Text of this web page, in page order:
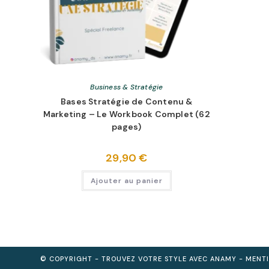
Business & Stratégie
Bases Stratégie de Contenu &
Marketing – Le Workbook Complet (62
pages)
29,90€
Ajouter au panier
© COPYRIGHT - TROUVEZ VOTRE STYLE AVECANAMY -